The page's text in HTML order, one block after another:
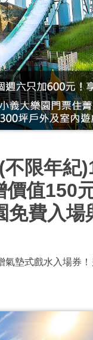
限年紀
值150
費入
墊式戲水入場券